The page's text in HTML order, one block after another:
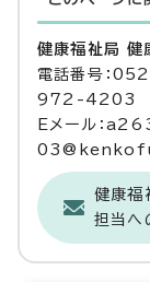
健康福祉局 健
電話番号：
972-4203
Eメール：
健康福
担当へ